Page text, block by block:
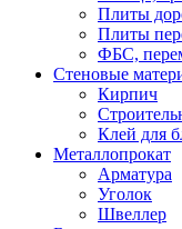
Плиты
Плиты
ФБС,
Стеновые
Кирпич
Клей для
Металлопрокат
Арматура
Уголок
Швеллер